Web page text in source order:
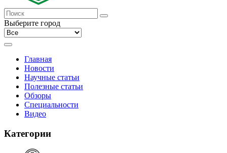
Выберите город
Главная
Новости
Научные статьи
Полезные статьи
Обзоры
Специальности
Видео
Категории